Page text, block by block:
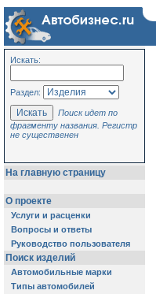
Искать:
Раздел:
Поиск идет по
фрагменту названия. Регистр
не существенен
На главную страницу
О проекте
Услуги и расценки
Вопросы и ответы
Руководство пользователя
Поиск изделий
Автомобильные марки
Типы автомобилей